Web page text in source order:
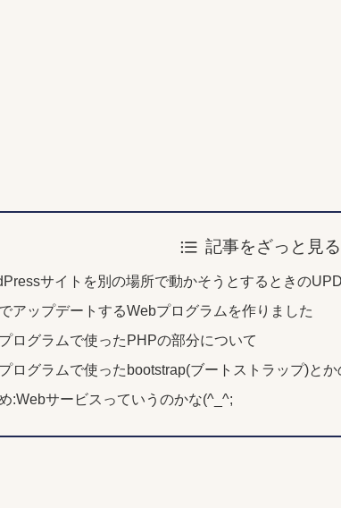
記事をざっと見る
サイトを別の場所で動かそうとするときの
アップデートするWebプログラムを作りました
ログラムで使ったPHPの部分について
ログラムで使ったbootstrap(ブートストラップ)と
:Webサービスっていうのかな(^_^;